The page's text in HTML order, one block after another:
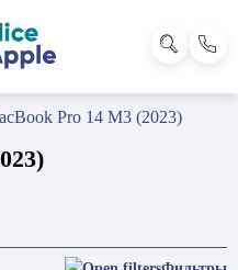
Pro 14 M3 (2023)